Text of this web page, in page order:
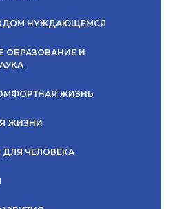
НУЖДАЮЩЕМСЯ
ОБРАЗОВАНИЕ И
ЖИЗНЬ
ЖИЗНИ
ДЛЯ ЧЕЛОВЕКА